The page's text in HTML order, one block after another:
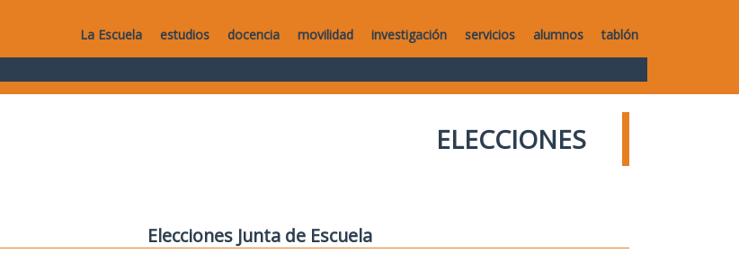
La Escuela estudios docencia movilidad investigación servicios alumnos tablón
ELECCIONES
Elecciones Junta de Escuela